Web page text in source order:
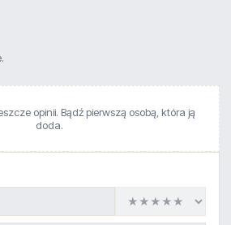
opinii. Bądź pierwszą osobą, która ją
doda.